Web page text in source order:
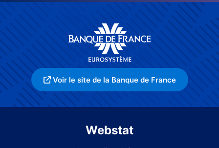
Voir le site de la Banque de France
Webstat